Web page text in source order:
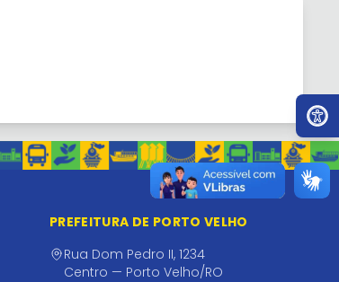
PREFEITURA DE PORTO VELHO
Rua Dom Pedro II, 1234
Centro — Porto Velho/RO
Ir